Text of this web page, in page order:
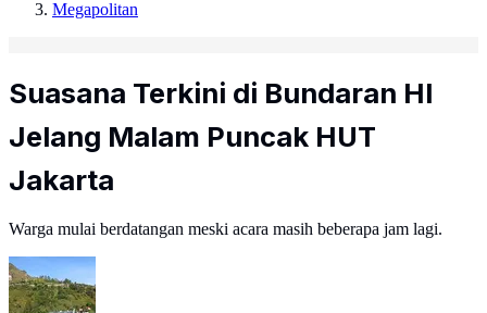
Megapolitan
Suasana Terkini di Bundaran HI
Jelang Malam Puncak HUT
Jakarta
Warga mulai berdatangan meski acara masih beberapa jam lagi.